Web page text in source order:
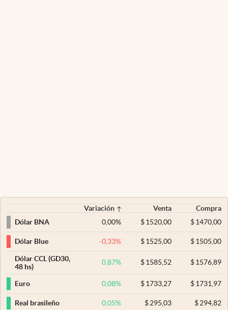
Variación Venta
Compra
Dólar BNA
0,00% $ 1520,00 $1470,00
Dólar Blue -0,33% $ 1525,00 $1505,00
Dólar CCL (GD30,
48 hs)
0,87% $ 1585,52 $1576,89
Euro 0,08% $ 1733,27 $1731,97
Real brasileño 0,05% $ 295,03 $294,82